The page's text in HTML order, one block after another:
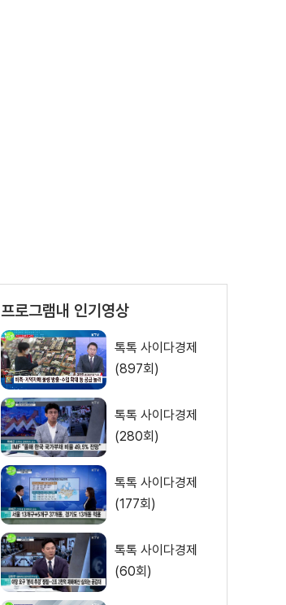
프로그램내 인기영상
톡톡 사이다경제
(897회)
톡톡 사이다경제
(280회)
톡톡 사이다경제
(177회)
톡톡 사이다경제
(60회)